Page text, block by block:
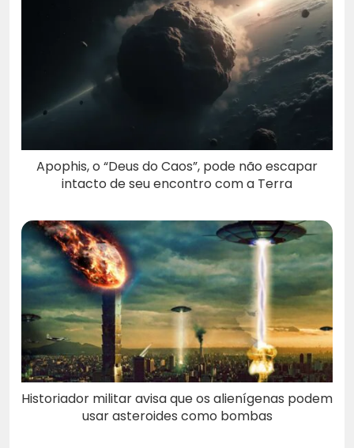
Apophis, o “Deus do Caos”, pode não escapar
intacto de seu encontro com a Terra
Historiador militar avisa que os alienígenas podem
usar asteroides como bombas